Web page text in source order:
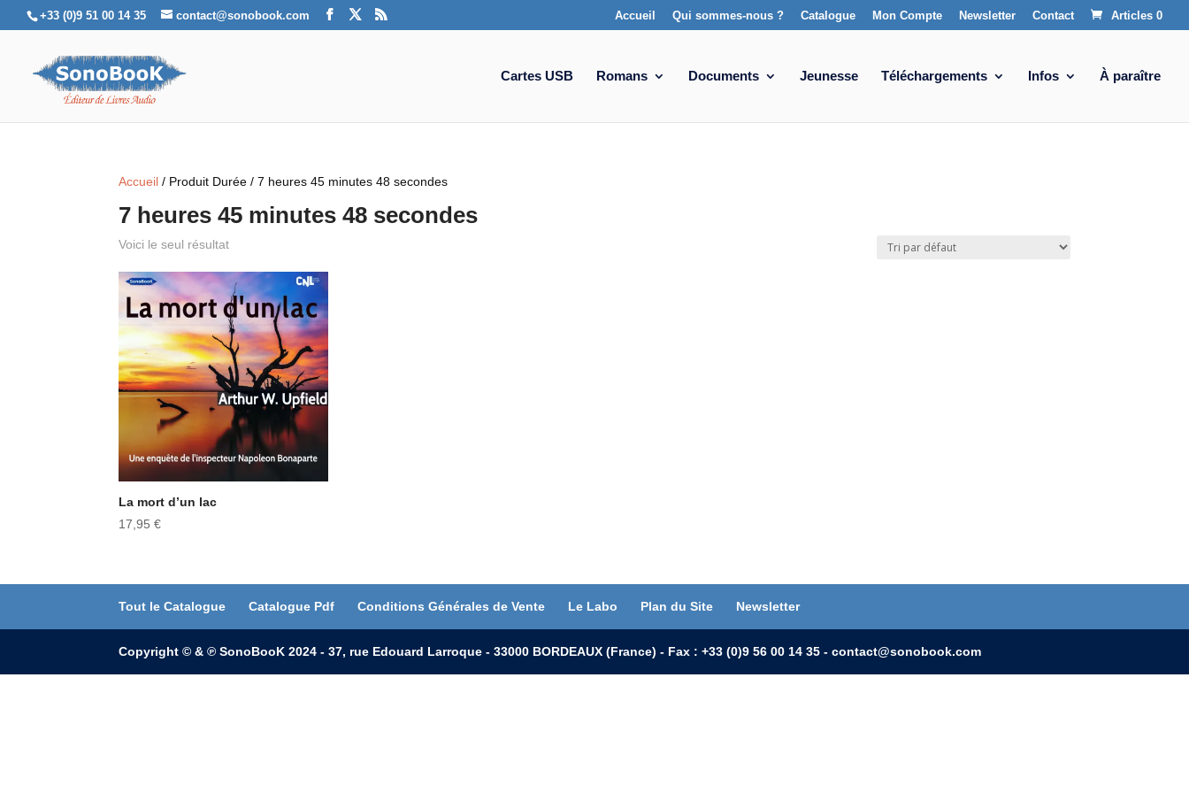
+33 (0)9 51 00 14 35 contact@sonobook.com Accueil Qui sommes-nous ? Catalogue Mon Compte Newsletter Contact Articles 0
Cartes USB Romans Documents Jeunesse Téléchargements Infos À paraître
Accueil / Produit Durée / 7 heures 45 minutes 48 secondes
7 heures 45 minutes 48 secondes
Voici le seul résultat
La mort d’un lac
17,95€
Tout le Catalogue Catalogue Pdf Conditions Générales de Vente Le Labo Plan du Site Newsletter
Copyright © & ℗ SonoBooK 2024 - 37, rue Edouard Larroque - 33000 BORDEAUX (France) - Fax : +33 (0)9 56 00 14 35 - contact@sonobook.com